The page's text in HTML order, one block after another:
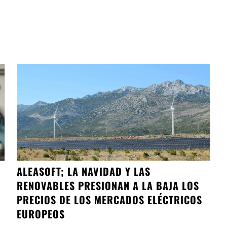
ALEASOFT; LA NAVIDAD Y LAS
RENOVABLES PRESIONAN A LA BAJA LOS
PRECIOS DE LOS MERCADOS ELÉCTRICOS
EUROPEOS